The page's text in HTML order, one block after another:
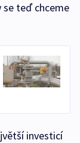
se teď chceme
investicí